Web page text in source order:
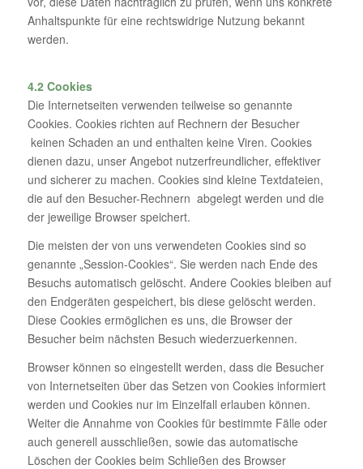
Anhaltspunkte für eine rechtswidrige Nutzung bekannt
werden.
4.2 Cookies
Die Internetseiten verwenden teilweise so genannte
Cookies. Cookies richten auf Rechnern der Besucher
keinen Schaden an und enthalten keine Viren. Cookies
dienen dazu, unser Angebot nutzerfreundlicher, effektiver
und sicherer zu machen. Cookies sind kleine Textdateien,
die auf den Besucher-Rechnern abgelegt werden und die
der jeweilige Browser speichert.
Die meisten der von uns verwendeten Cookies sind so
genannte „Session-Cookies“. Sie werden nach Ende des
Besuchs automatisch gelöscht. Andere Cookies bleiben auf
den Endgeräten gespeichert, bis diese gelöscht werden.
Diese Cookies ermöglichen es uns, die Browser der
Besucher beim nächsten Besuch wiederzuerkennen.
Browser können so eingestellt werden, dass die Besucher
von Internetseiten über das Setzen von Cookies informiert
werden und Cookies nur im Einzelfall erlauben können.
Weiter die Annahme von Cookies für bestimmte Fälle oder
auch generell ausschließen, sowie das automatische
Löschen der Cookies beim Schließen des Browser